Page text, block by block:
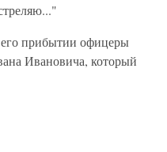
прибытии офицеры
Ивановича, который